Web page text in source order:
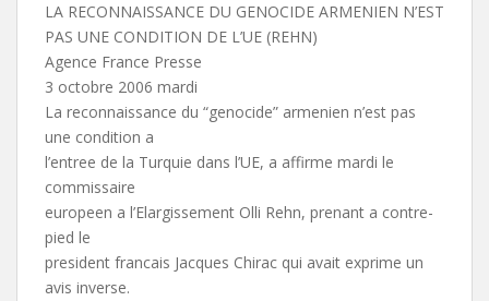
LA RECONNAISSANCE DU GENOCIDE ARMENIEN N’EST
PAS UNE CONDITION DE L’UE (REHN)
Agence France Presse
3 octobre 2006 mardi
La reconnaissance du “genocide” armenien n’est pas
une condition a
l’entree de la Turquie dans l’UE, a affirme mardi le
commissaire
europeen a l’Elargissement Olli Rehn, prenant a contre-
pied le
president francais Jacques Chirac qui avait exprime un
avis inverse.